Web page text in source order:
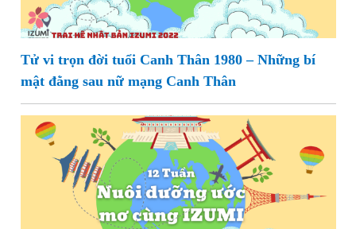
Tử vi trọn đời tuổi Canh Thân 1980 – Những bí
mật đằng sau nữ mạng Canh Thân